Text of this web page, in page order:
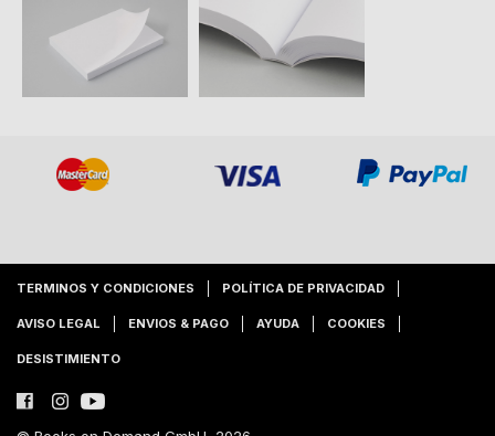
TERMINOS Y CONDICIONES POLÍTICA DE PRIVACIDAD
AVISO LEGAL ENVIOS & PAGO AYUDA COOKIES
DESISTIMIENTO